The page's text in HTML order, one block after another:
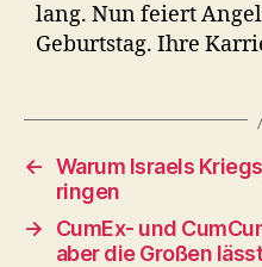
lang. Nun feiert
Geburtstag. Ihre
← Warum Israels
ringen
→
CumEx- und
aber die Großen